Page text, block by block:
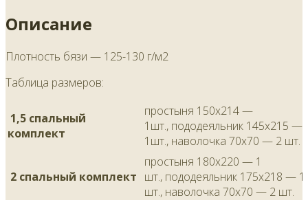
Описание
Плотность бязи — 125-130 г/м2
Таблица размеров:
1,5 спальный
комплект
простыня 150х214 —
1шт., пододеяльник 145х215 —
1шт., наволочка 70х70 — 2 шт.
2 спальный комплект
простыня 180х220 — 1
шт., пододеяльник 175х218 — 1
шт., наволочка 70х70 — 2 шт.